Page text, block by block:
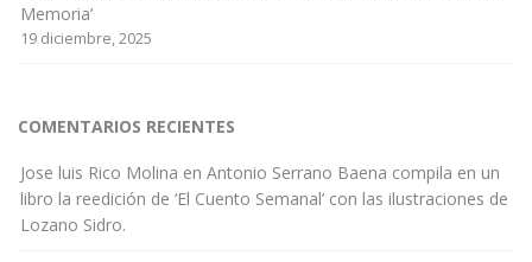
Memoria’
19 diciembre, 2025
COMENTARIOS RECIENTES
Jose luis Rico Molina en Antonio Serrano Baena compila en un
libro la reedición de ‘El Cuento Semanal’ con las ilustraciones de
Lozano Sidro.